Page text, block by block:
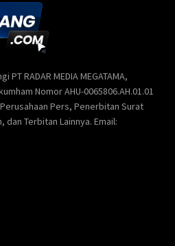
PT RADAR MEDIA MEGATAMA,
Nomor AHU-0065806.AH.01.01
Pers, Penerbitan Surat
dan Terbitan Lainnya. Email: